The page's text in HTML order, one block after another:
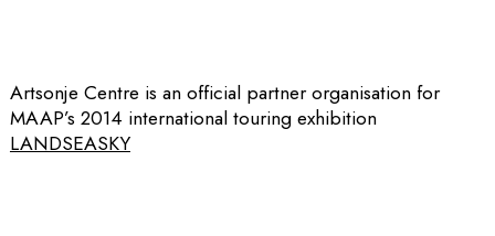
Artsonje Centre is an official partner organisation for
MAAP’s 2014 international touring exhibition
LANDSEASKY